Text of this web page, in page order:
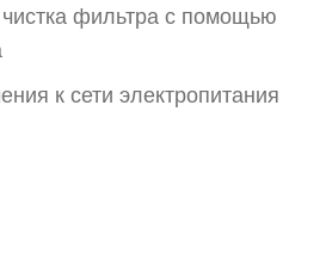
фильтра с помощью
к сети электропитания